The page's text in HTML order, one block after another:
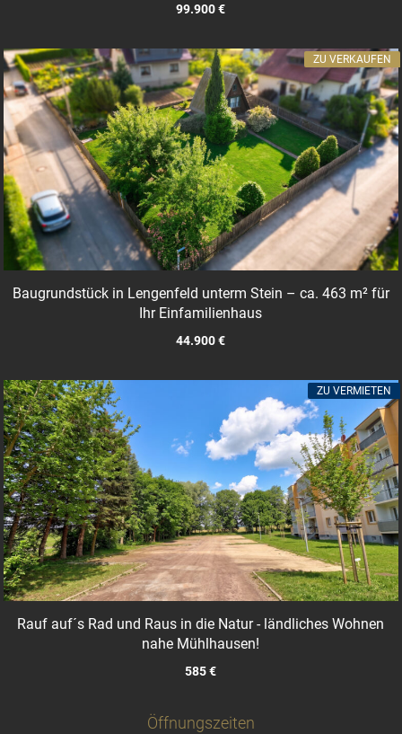
99.900 €
Baugrundstück in Lengenfeld unterm Stein – ca. 463 m² für
Ihr Einfamilienhaus
44.900 €
ZU VERKAUFEN
Rauf auf´s Rad und Raus in die Natur - ländliches Wohnen
nahe Mühlhausen!
585 €
ZU VERMIETEN
Öffnungszeiten